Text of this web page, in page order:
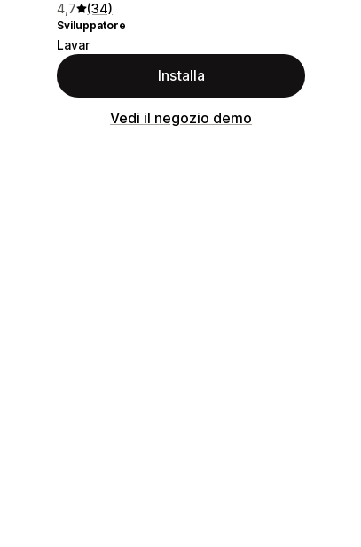
4,7 (34)
Sviluppatore
Lavar
Installa
Vedi il negozio demo